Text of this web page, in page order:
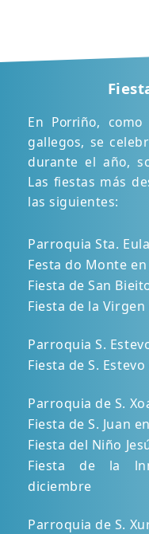
En Porriño,
gallegos, se
durante el año,
Las fiestas más
las siguientes:
Parroquia Sta.
Festa do Monte
Fiesta de San
Fiesta de la
Parroquia S.
Fiesta de S.
Parroquia de S.
Fiesta de S. Juan
Fiesta del Niño
Fiesta de la
diciembre
Parroquia de S.